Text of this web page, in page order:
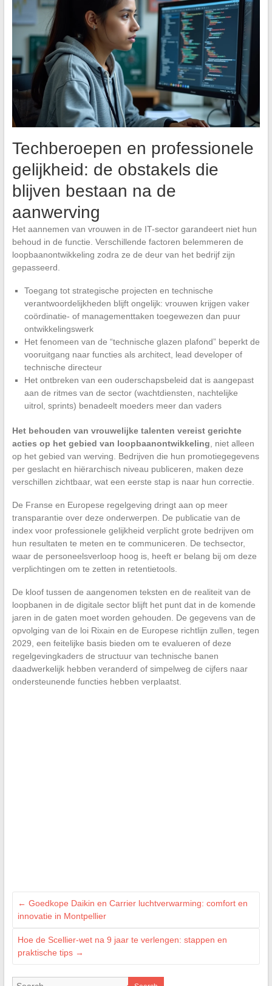
Techberoepen en professionele
gelijkheid: de obstakels die
blijven bestaan na de
aanwerving
Het aannemen van vrouwen in de IT-sector garandeert niet hun
behoud in de functie. Verschillende factoren belemmeren de
loopbaanontwikkeling zodra ze de deur van het bedrijf zijn
gepasseerd.
Toegang tot strategische projecten en technische
verantwoordelijkheden blijft ongelijk: vrouwen krijgen vaker
coördinatie- of managementtaken toegewezen dan puur
ontwikkelingswerk
Het fenomeen van de “technische glazen plafond” beperkt de
vooruitgang naar functies als architect, lead developer of
technische directeur
Het ontbreken van een ouderschapsbeleid dat is aangepast
aan de ritmes van de sector (wachtdiensten, nachtelijke
uitrol, sprints) benadeelt moeders meer dan vaders
Het behouden van vrouwelijke talenten vereist gerichte
acties op het gebied van loopbaanontwikkeling, niet alleen
op het gebied van werving. Bedrijven die hun promotiegegevens
per geslacht en hiërarchisch niveau publiceren, maken deze
verschillen zichtbaar, wat een eerste stap is naar hun correctie.
De Franse en Europese regelgeving dringt aan op meer
transparantie over deze onderwerpen. De publicatie van de
index voor professionele gelijkheid verplicht grote bedrijven om
hun resultaten te meten en te communiceren. De techsector,
waar de personeelsverloop hoog is, heeft er belang bij om deze
verplichtingen om te zetten in retentietools.
De kloof tussen de aangenomen teksten en de realiteit van de
loopbanen in de digitale sector blijft het punt dat in de komende
jaren in de gaten moet worden gehouden. De gegevens van de
opvolging van de loi Rixain en de Europese richtlijn zullen, tegen
2029, een feitelijke basis bieden om te evalueren of deze
regelgevingkaders de structuur van technische banen
daadwerkelijk hebben veranderd of simpelweg de cijfers naar
ondersteunende functies hebben verplaatst.
← Goedkope Daikin en Carrier luchtverwarming: comfort en
innovatie in Montpellier
Hoe de Scellier-wet na 9 jaar te verlengen: stappen en
praktische tips →